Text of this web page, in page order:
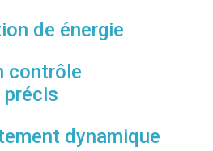
de énergie
contrôle
précis
dynamique